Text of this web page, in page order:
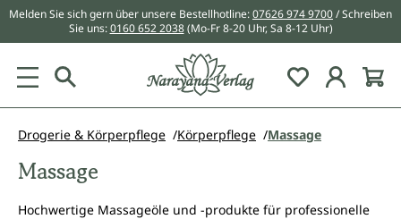
springen
Melden Sie sich gern über unsere Bestellhotline:07626 974 9700/ Schreiben
Sie uns:0160 652 2038 (Mo-Fr 8-20 Uhr, Sa 8-12 Uhr)
Du hast 0
Drogerie & Körperpflege Körperpflege Massage
Massage
Hochwertige Massageöle und -produkte für professionelle